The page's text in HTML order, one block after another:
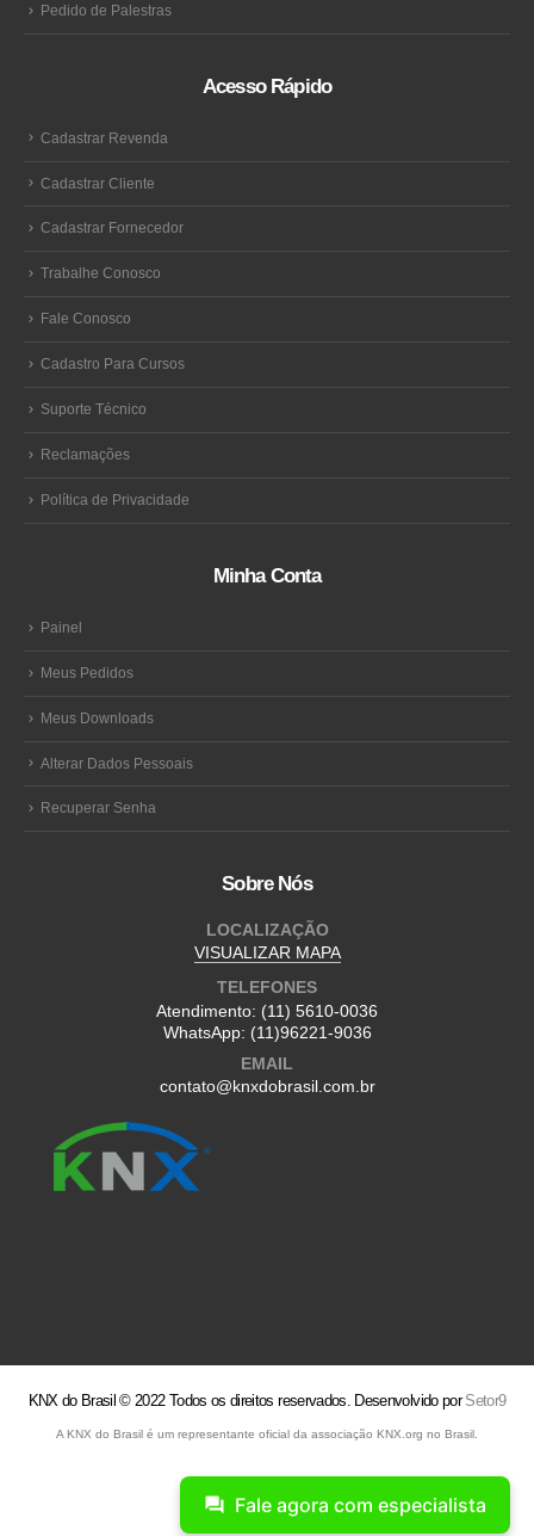
Pedido de Palestras
Acesso Rápido
Cadastrar Revenda
Cadastrar Cliente
Cadastrar Fornecedor
Trabalhe Conosco
Fale Conosco
Cadastro Para Cursos
Suporte Técnico
Reclamações
Política de Privacidade
Minha Conta
Painel
Meus Pedidos
Meus Downloads
Alterar Dados Pessoais
Recuperar Senha
Sobre Nós
LOCALIZAÇÃO
VISUALIZAR MAPA
TELEFONES
Atendimento: (11) 5610-0036
WhatsApp: (11)96221-9036
EMAIL
contato@knxdobrasil.com.br
KNX do Brasil © 2022 Todos os direitos reservados. Desenvolvido porSetor9
A KNX do Brasil é um representante oficial da associação KNX.org no Brasil.
Fale agora com especialista